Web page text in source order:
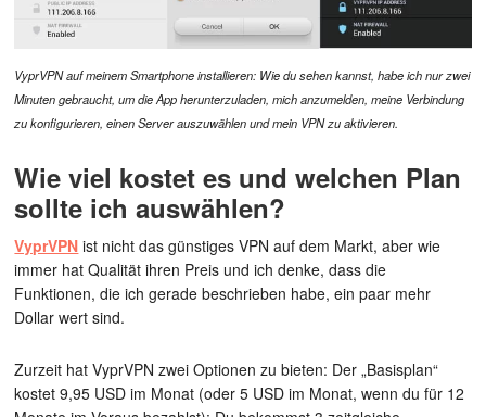
VyprVPN auf meinem Smartphone installieren: Wie du sehen kannst, habe ich nur zwei
Minuten gebraucht, um die App herunterzuladen, mich anzumelden, meine Verbindung
zu konfigurieren, einen Server auszuwählen und mein VPN zu aktivieren.
Wie viel kostet es und welchen Plan
sollte ich auswählen?
VyprVPN ist nicht das günstiges VPN auf dem Markt, aber wie
immer hat Qualität ihren Preis und ich denke, dass die
Funktionen, die ich gerade beschrieben habe, ein paar mehr
Dollar wert sind.
Zurzeit hat VyprVPN zwei Optionen zu bieten: Der „Basisplan“
kostet 9,95 USD im Monat (oder 5 USD im Monat, wenn du für 12